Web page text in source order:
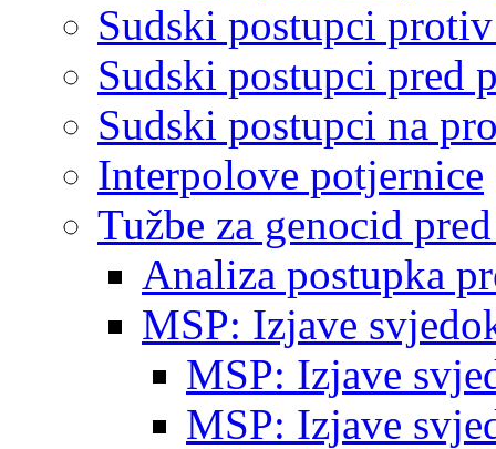
Sudski postupci
Sudski postupci pred
Sudski postupci na
Interpolove potjernice
Tužbe za genocid
Analiza postupka
MSP: Izjave
MSP: Izjave
MSP: Izjave